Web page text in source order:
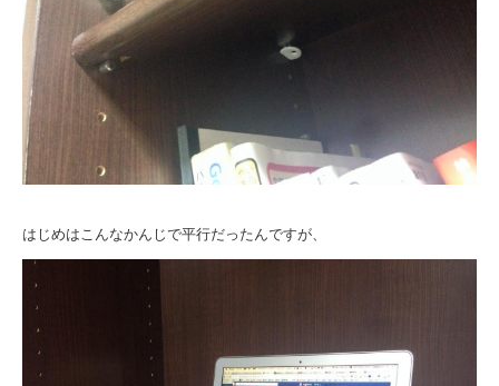
はじめはこんなかんじで平行だったんですが、